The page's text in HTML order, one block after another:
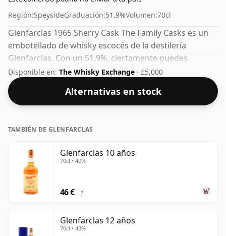
Región:SpeysideGraduación:51.9%Volumen:70cl
Glenfarclas 1965 Sherry Cask The Family Casks es un
embotellado de whisky escocés de la destilería
Glenfarclas. Con un 51,9%, ciertamente puedes
agregar una o dos gotas de agua decente a este
whisky para realzar la textura y abrir el espíritu.
Disponible en: The Whisky Exchange · £5,000
Alternativas en stock
TAMBIÉN DE GLENFARCLAS
Glenfarclas 10 años
70cl • 40%
46 € ?
Glenfarclas 12 años
70cl • 43%